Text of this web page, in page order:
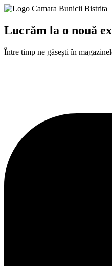
Lucrăm la o nouă
Între timp ne găsești în